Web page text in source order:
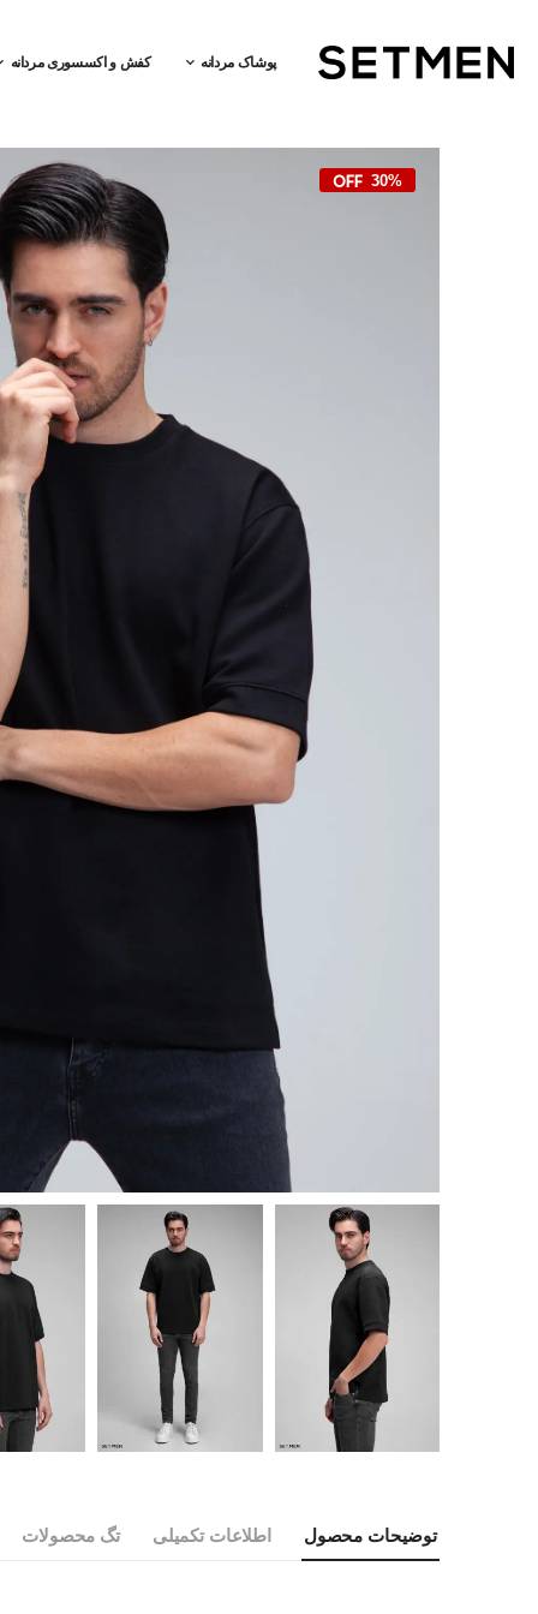
پوشاک مردانه کفش و اکسسوری مردانه
30%
توضیحات محصول اطلاعات تکمیلی تگ محصولات